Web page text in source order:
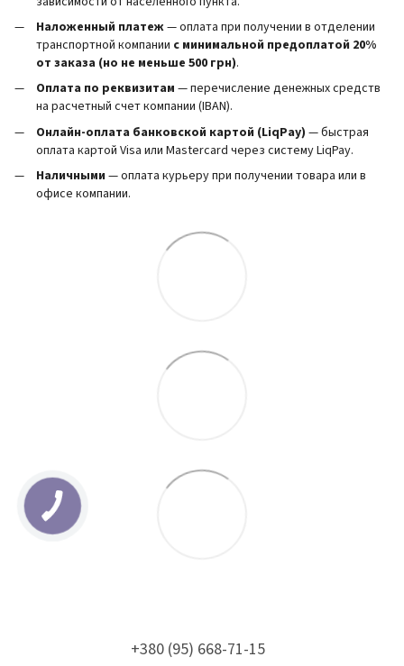
Наложенный платеж— оплата при получении в отделении
транспортной компании с минимальной предоплатой 20%
от заказа (но не меньше 500 грн).
Оплата по реквизитам — перечисление денежных средств
на расчетный счет компании (IBAN).
Онлайн-оплата банковской картой (LiqPay) — быстрая
оплата картой Visa или Mastercard через систему LiqPay.
Наличными — оплата курьеру при получении товара или в
офисе компании.
+380 (95) 668-71-15